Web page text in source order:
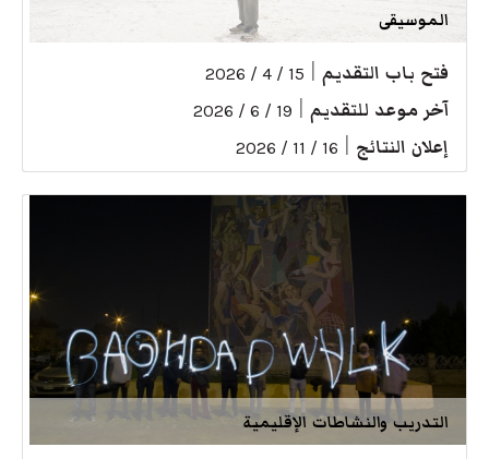
الموسيقى
فتح باب التقديم 15 / 4 / 2026
آخر موعد للتقديم 19 / 6 / 2026
إعلان النتائج 16 / 11 / 2026
التدريب والنشاطات الإقليمية